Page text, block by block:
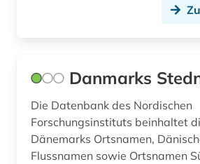
laut (1)
Danmarks
Die Datenbank des Nordischen
Forschungsinstituts beinhaltet
Dänemarks Ortsnamen,
Flussnamen sowie Ortsnamen